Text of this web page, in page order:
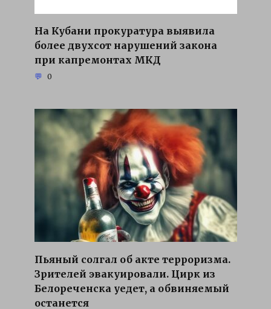
На Кубани прокуратура выявила
более двухсот нарушений закона
при капремонтах МКД
0
Пьяный солгал об акте терроризма.
Зрителей эвакуировали. Цирк из
Белореченска уедет, а обвиняемый
останется